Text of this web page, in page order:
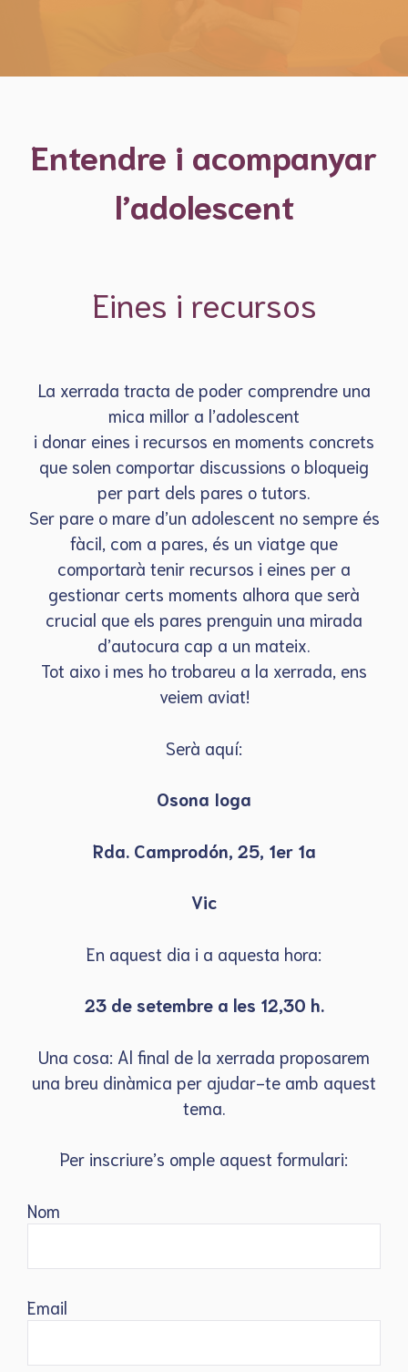
Entendre i acompanyar
l’adolescent
Eines i recursos
La xerrada tracta de poder comprendre una
mica millor a l’adolescent
i donar eines i recursos en moments concrets
que solen comportar discussions o bloqueig
per part dels pares o tutors.
Ser pare o mare d’un adolescent no sempre és
fàcil, com a pares, és un viatge que
comportarà tenir recursos i eines per a
gestionar certs moments alhora que serà
crucial que els pares prenguin una mirada
d’autocura cap a un mateix.
Tot aixo i mes ho trobareu a la xerrada, ens
veiem aviat!
Serà aquí:
Osona Ioga
Rda. Camprodón, 25, 1er 1a
Vic
En aquest dia i a aquesta hora:
23 de setembre a les 12,30 h.
Una cosa: Al final de la xerrada proposarem
una breu dinàmica per ajudar-te amb aquest
tema.
Per inscriure’s omple aquest formulari:
Nom
Email